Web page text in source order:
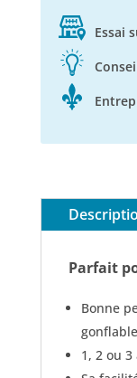
Essai
Parfait
Bonne
gonflable
1, 2 ou